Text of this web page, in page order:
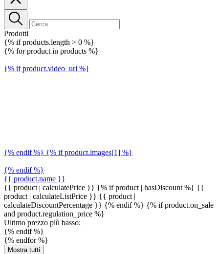
Prodotti
{% if products.length > 0 %}
{% for product in products %}
{% if product.video_url %}
{% endif %} {% if product.images[1] %}
{% endif %}
{{ product.name }}
{{ product | calculatePrice }} {% if product | hasDiscount %} {{
product | calculateListPrice }} {{ product |
calculateDiscountPercentage }} {% endif %} {% if product.on_sale
and product.regulation_price %}
Ultimo prezzo più basso:
{% endif %}
{% endfor %}
Mostra tutti